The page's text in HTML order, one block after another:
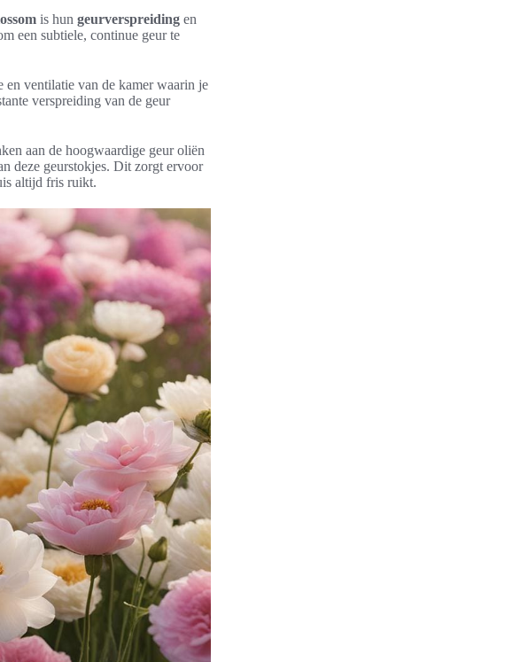
is hun geurverspreiding en
een subtiele, continue geur te
en ventilatie van de kamer waarin je
verspreiding van de geur
aan de hoogwaardige geur oliën
deze geurstokjes. Dit zorgt ervoor
altijd fris ruikt.